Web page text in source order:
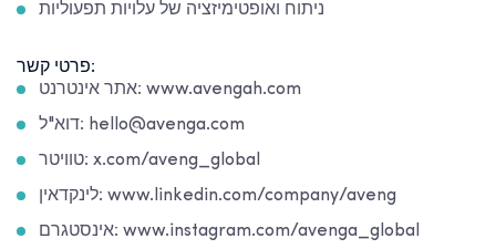
ניתוח ואופטימיזציה של עלויות תפעוליות
פרטי קשר:
אתר אינטרנט: www.avengah.com
דוא"ל: hello@avenga.com
טוויטר: x.com/aveng_global
לינקדאין: www.linkedin.com/company/aveng
אינסטגרם: www.instagram.com/avenga_global